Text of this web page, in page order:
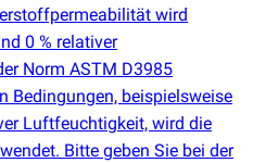
wird
0 % relativer
Norm ASTM D3985
Bedingungen, beispielsweise
Luftfeuchtigkeit, wird die
Bitte geben Sie bei der